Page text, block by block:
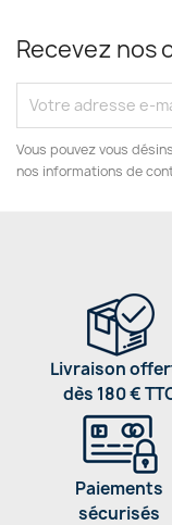
Recevez nos
Vous pouvez vous
nos informations de
Livraison
dès 180 €
Paiements
sécurisés